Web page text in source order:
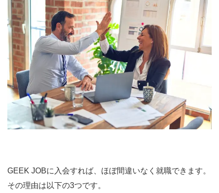
GEEK JOBに入会すれば、ほぼ間違いなく就職できます。
その理由は以下の3つです。